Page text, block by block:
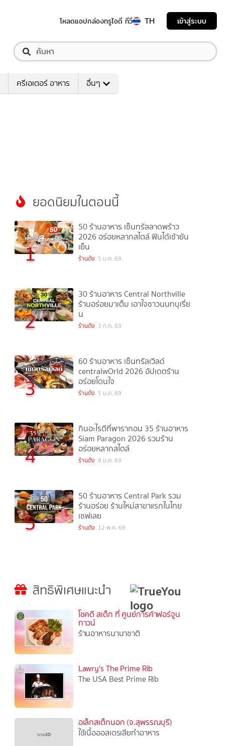
โหลดแอปกล่องทรูไอดี ทีวี TH เข้าสู่ระบบ
ครีเอเตอร์ อาหาร อื่นๆ
ยอดนิยมในตอนนี้
1
50 ร้านอาหาร เซ็นทรัลลาดพร้าว
2026 อร่อยหลากสไตล์ ฟินได้เช้ายัน
เย็น
ร้านดัง 5 ม.ค. 69
2
30 ร้านอาหาร Central Northville
ร้านอร่อยมาเต็ม เอาใจชาวนนทบุเรี่ย
น
ร้านดัง 3 ก.ค. 69
3
60 ร้านอาหาร เซ็นทรัลเวิลด์
centralwOrld 2026 อัปเดตร้าน
อร่อยโดนใจ
ร้านดัง 5 ม.ค. 69
4
กินอะไรดีที่พารากอน 35 ร้านอาหาร
Siam Paragon 2026 รวมร้าน
อร่อยหลากสไตล์
ร้านดัง 8 ม.ค. 69
5
50 ร้านอาหาร Central Park รวม
ร้านอร่อย ร้านใหม่สาขาแรกในไทย
เซฟเลย
ร้านดัง 12 พ.ค. 69
สิทธิพิเศษแนะนำ
โชคดี สเต็ก ที่ ศูนย์การค้าฟอร์จูน
ทาวน์
ร้านอาหารนานาชาติ
Lawry's The Prime Rib
The USA Best Prime Rib
อเล็กสเต็กนอก (จ.สุพรรณบุรี)
ใช้เนื้อออสเตรเลียทำอาหาร